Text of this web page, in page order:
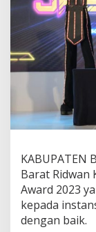
KABUPATEN
Barat Ridwan
Award 2023
kepada
dengan baik.